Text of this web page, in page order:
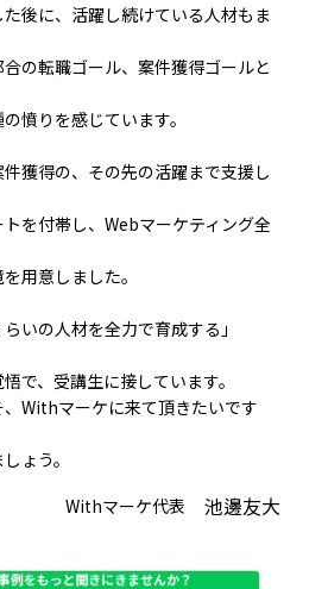
後に、活躍し続けている人材もま
の転職ゴール、案件獲得ゴールと
憤りを感じています。
獲得の、その先の活躍まで支援し
を付帯し、Webマーケティング全
用意しました。
いの人材を全力で育成する」
で、受講生に接しています。
Withマーケに来て頂きたいです
ょう。
Withマーケ代表
池邊友大
例をもっと聞きにきませんか？